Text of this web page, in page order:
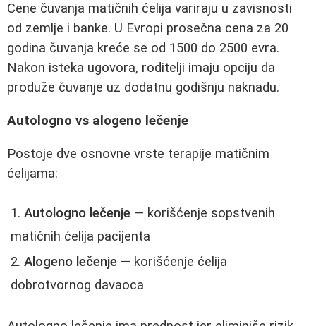
Cene čuvanja matičnih ćelija variraju u zavisnosti
od zemlje i banke. U Evropi prosečna cena za 20
godina čuvanja kreće se od 1500 do 2500 evra.
Nakon isteka ugovora, roditelji imaju opciju da
produže čuvanje uz dodatnu godišnju naknadu.
Autologno vs alogeno lečenje
Postoje dve osnovne vrste terapije matičnim
ćelijama:
Autologno lečenje — korišćenje sopstvenih
matičnih ćelija pacijenta
Alogeno lečenje — korišćenje ćelija
dobrotvornog davaoca